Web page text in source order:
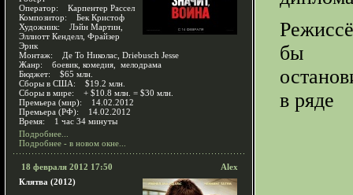
Оператор: Карпентер Рассел
Композитор: Бек Кристоф
Художник: Лэйн Мартин,
Эллиотт Кенделл, Фрайзер
Эрик
Монтаж: Де То Николас, Driebusch Jesse
Жанр: боевик, комедия, мелодрама
Бюджет: $65 млн.
Сборы в США: $19.2 млн.
Сборы в мире: + $10.8 млн. = $30 млн.
Премьера (мир): 14.02.2012
Премьера (РФ): 14.02.2012
Время: 1 час 34 минуты
Подробнее...
Подробнее - в новом окне...
18 февраля 2012 17:50
Alex
Клятва (2012)
бы
в ряде